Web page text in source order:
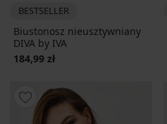
BESTSELLER
Biustonosz nieusztywniany
DIVA by IVA
184,99 zł